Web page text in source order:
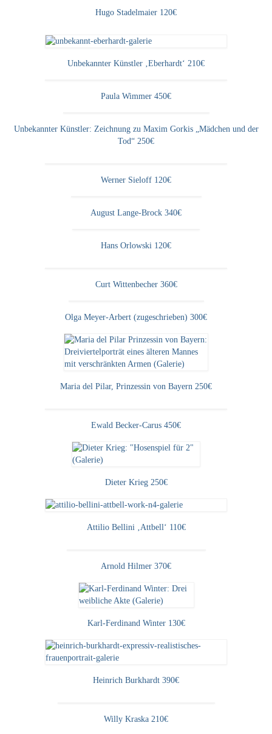
Buchempfehlungen
Richild Holt – Farbe und Linie
Theodor Zeller (1900-1986) Maler und
Walter Becker (1893-1984) Malerei und Grafik
Der Maler Richard Sprick (1901-1976)
AGB
Widerruf
Hugo Stadelmaier 120€
Unbekannter Künstler ‚Eberhardt‘ 210€
Paula Wimmer 450€
Unbekannter Künstler: Zeichnung zu Maxim Gorkis „Mädchen und der
Tod“ 250€
Werner Sieloff 120€
August Lange-Brock 340€
Hans Orlowski 120€
Curt Wittenbecher 360€
Olga Meyer-Arbert (zugeschrieben) 300€
Maria del Pilar, Prinzessin von Bayern 250€
Ewald Becker-Carus 450€
Dieter Krieg 250€
Attilio Bellini ‚Attbell‘ 110€
Arnold Hilmer 370€
Karl-Ferdinand Winter 130€
Heinrich Burkhardt 390€
Willy Kraska 210€